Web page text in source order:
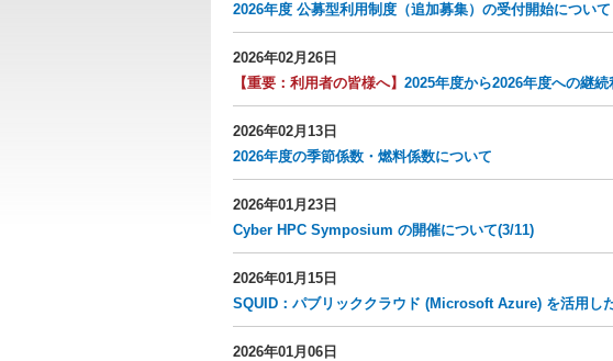
2026年度 公募型利用制度（追加募集）の受付開始につい
2026年02月26日
【重要：利用者の皆様へ】 2025年度から2026年度への継続
2026年02月13日
2026年度の季節係数・燃料係数について
2026年01月23日
Cyber HPC Symposium の開催について(3/11)
2026年01月15日
SQUID：パブリッククラウド (Microsoft Azure) を活用し
2026年01月06日